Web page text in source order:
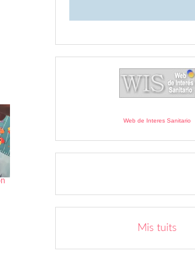
Web de Interes Sanitario
Mis tuits